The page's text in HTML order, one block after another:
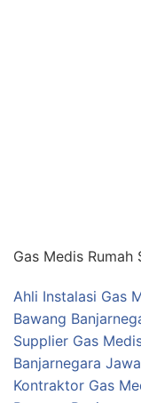
Gas Medis
Ahli Instalasi Gas
Bawang
Supplier Gas
Banjarnegara
Kontraktor Gas